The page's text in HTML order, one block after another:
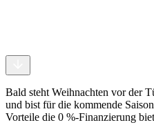
Bald steht Weihnachten vor der
und bist für die kommende
Vorteile die 0 %-Finanzierung